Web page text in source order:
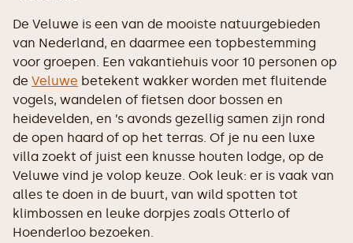
De Veluwe is een van de mooiste natuurgebieden
van Nederland, en daarmee een topbestemming
voor groepen. Een vakantiehuis voor 10 personen op
de Veluwe betekent wakker worden met fluitende
vogels, wandelen of fietsen door bossen en
heidevelden, en ’s avonds gezellig samen zijn rond
de open haard of op het terras. Of je nu een luxe
villa zoekt of juist een knusse houten lodge, op de
Veluwe vind je volop keuze. Ook leuk: er is vaak van
alles te doen in de buurt, van wild spotten tot
klimbossen en leuke dorpjes zoals Otterlo of
Hoenderloo bezoeken.